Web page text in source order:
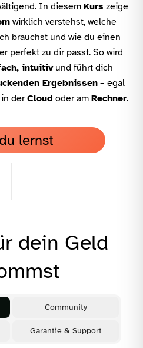
In diesem Kurs zeige
wirklich verstehst, welche
brauchst und wie du einen
perfekt zu dir passt. So wird
intuitivund führt dich
Ergebnissen– egal
in derCloud oder am Rechner.
lernst
Mobile
dein Geld
Community
Garantie & Support